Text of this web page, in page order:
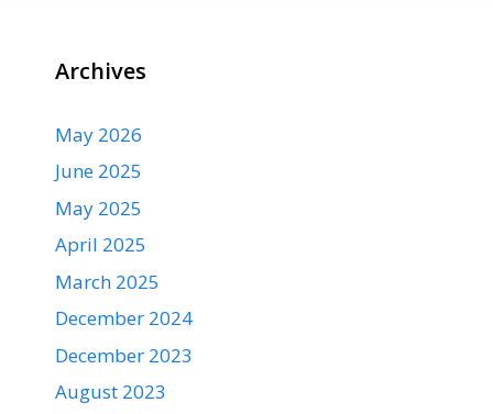
Archives
May 2026
June 2025
May 2025
April 2025
March 2025
December 2024
December 2023
August 2023